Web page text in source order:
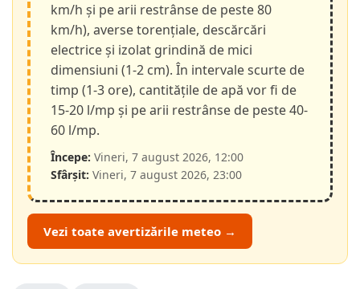
km/h și pe arii restrânse de peste 80
km/h), averse torențiale, descărcări
electrice și izolat grindină de mici
dimensiuni (1-2 cm). În intervale scurte de
timp (1-3 ore), cantitățile de apă vor fi de
15-20 l/mp și pe arii restrânse de peste 40-
60 l/mp.
Începe: Vineri, 7 august 2026, 12:00
Sfârșit: Vineri, 7 august 2026, 23:00
Vezi toate avertizările meteo →